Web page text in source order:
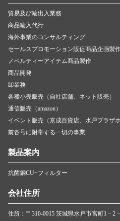
貿易及び輸出入業務
商品輸入代行
海外事業のコンサルティング
セールスプロモーション販促商品企画製
ノベルティーアイテム商品製作
商品開発
卸業務
各種小売販売（自社店舗、ネット販売）
通信販売（amazon）
イベント販売（京成百貨店、水戸プラザホ
前各号に附帯する一切の事業
製品案内
抗菌銅CU+フィルター
会社住所
住所：〒310-0015 茨城県水戸市宮町1－